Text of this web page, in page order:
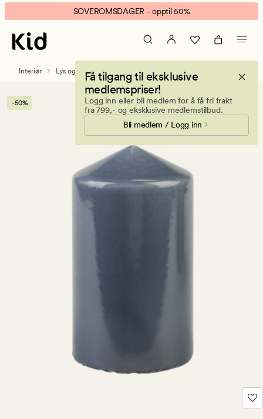
Lacquer
kubbelys
tåkeblå
banner.
Klikk
ESCAPE
pause.
SOVEROMSDAGER - opptil 50%
Få tilgang til eksklusive
medlemspriser!
Logg inn eller bli medlem for å få fri frakt
fra 799,- og eksklusive medlemstilbud.
Bli medlem / Logg inn
Interiør Lys og duftlys Kubbelys
-50%